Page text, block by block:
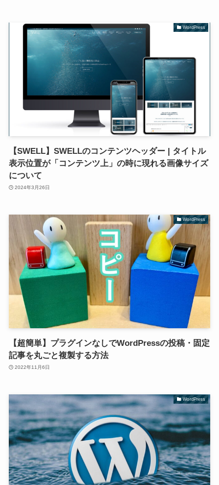
WordPress
【SWELL】SWELLのコンテンツヘッダー | タイトル
表示位置が「コンテンツ上」の時に現れる画像サイズ
について
2024年3月26日
WordPress
【超簡単】プラグインなしでWordPressの投稿・固定
記事を丸ごと複製する方法
2022年11月6日
WordPress